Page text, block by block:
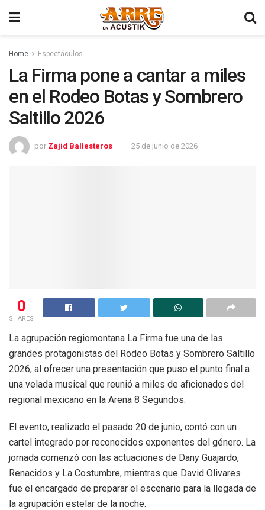
Home Espectáculos
La Firma pone a cantar a miles
en el Rodeo Botas y Sombrero
Saltillo 2026
por Zajid Ballesteros 25 de junio de 2026
0
SHARES
La agrupación regiomontana La Firma fue una de las
grandes protagonistas del Rodeo Botas y Sombrero Saltillo
2026, al ofrecer una presentación que puso el punto final a
una velada musical que reunió a miles de aficionados del
regional mexicano en la Arena 8 Segundos.
El evento, realizado el pasado 20 de junio, contó con un
cartel integrado por reconocidos exponentes del género. La
jornada comenzó con las actuaciones de Dany Guajardo,
Renacidos y La Costumbre, mientras que David Olivares
fue el encargado de preparar el escenario para la llegada de
la agrupación estelar de la noche.